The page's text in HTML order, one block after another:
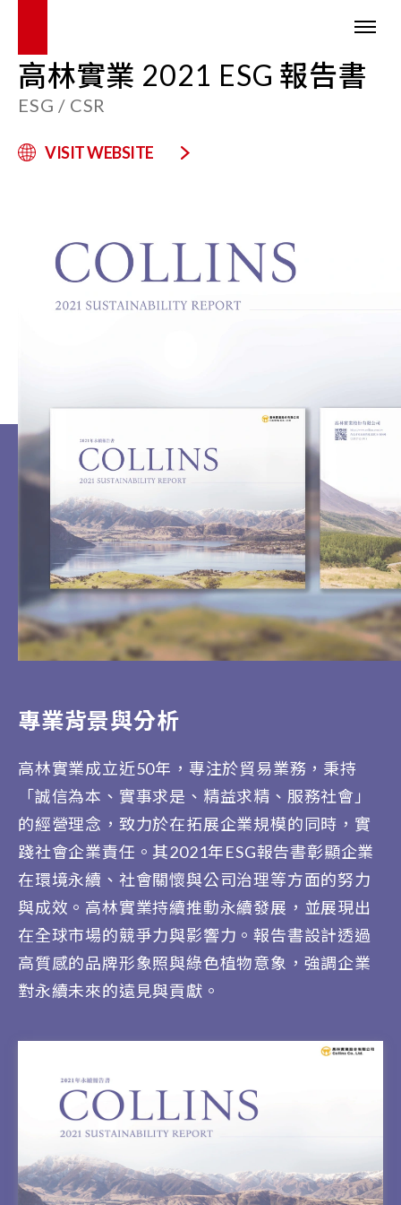
高林實業 2021 ESG 報告書
ESG / CSR
VISIT WEBSITE
專業背景與分析
高林實業成立近50年，專注於貿易業務，秉持
「誠信為本、實事求是、精益求精、服務社會」
的經營理念，致力於在拓展企業規模的同時，實
踐社會企業責任。其2021年ESG報告書彰顯企業
在環境永續、社會關懷與公司治理等方面的努力
與成效。高林實業持續推動永續發展，並展現出
在全球市場的競爭力與影響力。報告書設計透過
高質感的品牌形象照與綠色植物意象，強調企業
對永續未來的遠見與貢獻。